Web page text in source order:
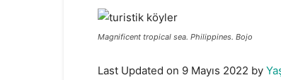
Magnificent tropical sea. Philippines. Bojo
Last Updated on 9 Mayıs 2022 by